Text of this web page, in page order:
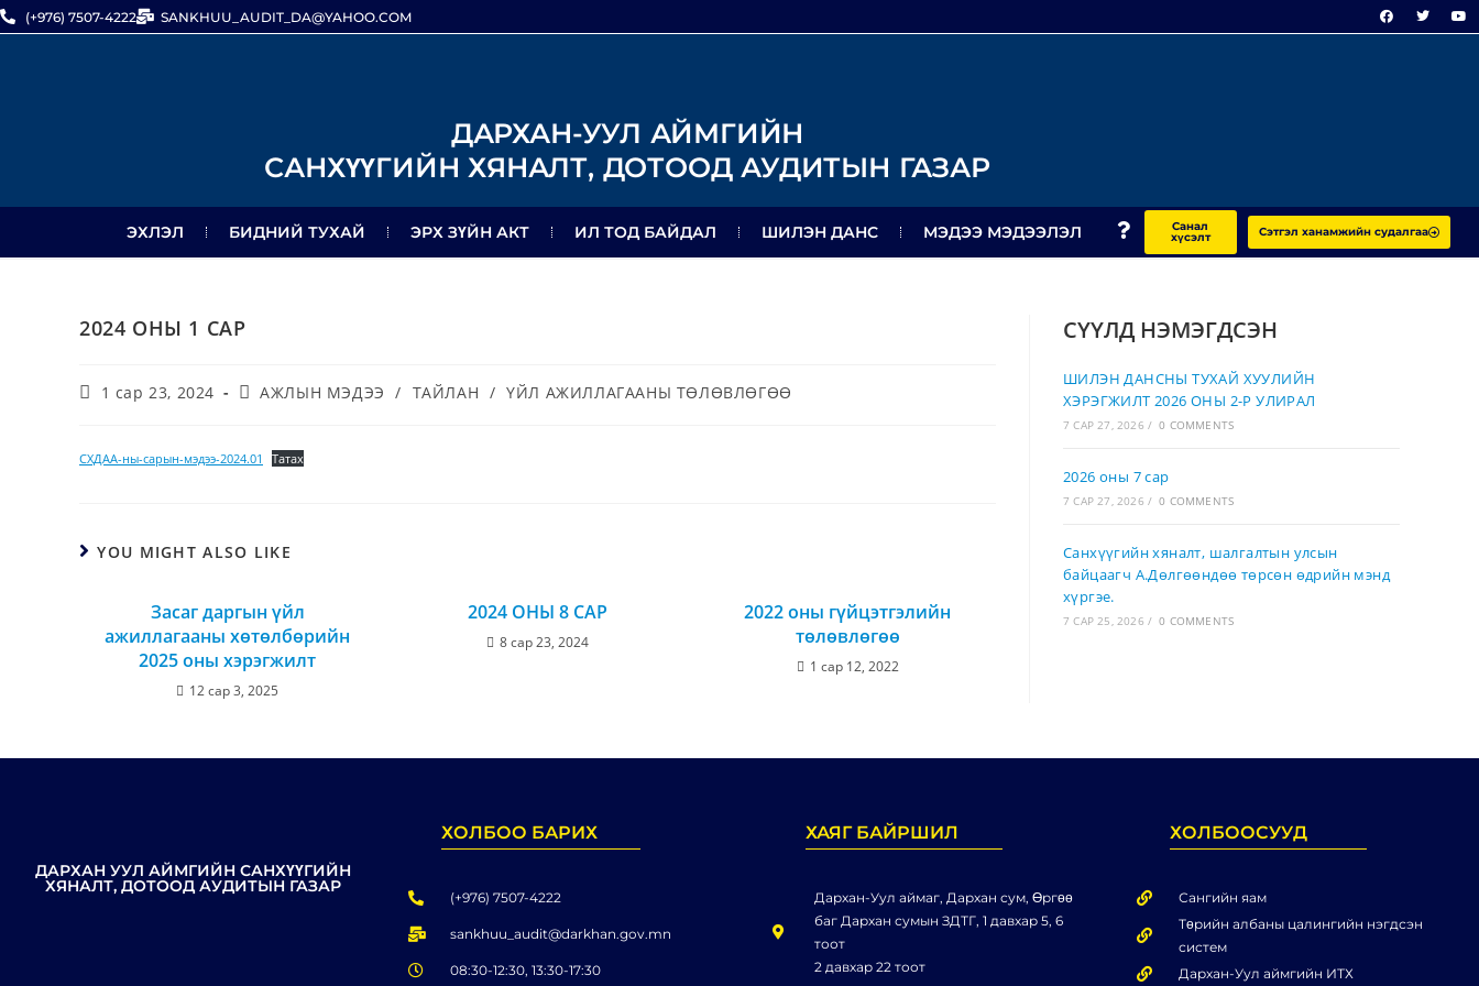
(+976) 7507-4222 SANKHUU_AUDIT_DA@YAHOO.COM
ДАРХАН-УУЛ АЙМГИЙН
САНХҮҮГИЙН ХЯНАЛТ, ДОТООД АУДИТЫН ГАЗАР
ЭХЛЭЛ БИДНИЙ ТУХАЙ ЭРХ ЗҮЙН АКТ ИЛ ТОД БАЙДАЛ ШИЛЭН ДАНС МЭДЭЭ МЭДЭЭЛЭЛ Санал
хүсэлт Сэтгэл ханамжийн судалгаа
2024 ОНЫ 1 САР
1 сар 23, 2024 АЖЛЫН МЭДЭЭ / ТАЙЛАН / ҮЙЛ АЖИЛЛАГААНЫ ТӨЛӨВЛӨГӨӨ
СХДАА-ны-сарын-мэдээ-2024.01 Татах
YOU MIGHT ALSO LIKE
Засаг даргын үйл
ажиллагааны хөтөлбөрийн
2025 оны хэрэгжилт
12 сар 3, 2025
2024 ОНЫ 8 САР
8 сар 23, 2024
2022 оны гүйцэтгэлийн
төлөвлөгөө
1 сар 12, 2022
СҮҮЛД НЭМЭГДСЭН
ШИЛЭН ДАНСНЫ ТУХАЙ ХУУЛИЙН
ХЭРЭГЖИЛТ 2026 ОНЫ 2-Р УЛИРАЛ
7 САР 27, 2026 / 0 COMMENTS
2026 оны 7 сар
7 САР 27, 2026 / 0 COMMENTS
Санхүүгийн хяналт, шалгалтын улсын
байцаагч А.Дөлгөөндөө төрсөн өдрийн мэнд
хүргэе.
7 САР 25, 2026 / 0 COMMENTS
ДАРХАН УУЛ АЙМГИЙН САНХҮҮГИЙН
ХЯНАЛТ, ДОТООД АУДИТЫН ГАЗАР
ХОЛБОО БАРИХ
(+976) 7507-4222
sankhuu_audit@darkhan.gov.mn
08:30-12:30, 13:30-17:30
ХАЯГ БАЙРШИЛ
Дархан-Уул аймаг, Дархан сум, Өргөө
баг Дархан сумын ЗДТГ, 1 давхар 5, 6
тоот
2 давхар 22 тоот
ХОЛБООСУУД
Сангийн яам
Төрийн албаны цалингийн нэгдсэн
систем
Дархан-Уул аймгийн ИТХ